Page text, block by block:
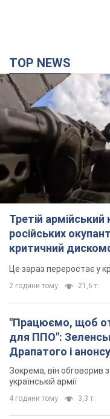
TOP NEWS
Третій
російських
критичний
Це зараз переростає у
2 години тому 21,6 т.
"Працюємо, щоб
для ППО":
Драпатого і
Зокрема, він обговорив
українській армії
4 години тому 3,3 т.